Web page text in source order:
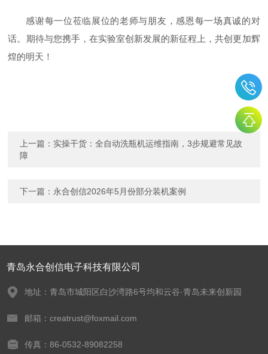
感谢每一位莅临展位的老师与朋友，感恩每一场真诚的对
话。期待与您携手，在实验室创新发展的新征程上，共创更加辉
煌的明天！
上一篇： 实操干货：全自动洗瓶机运维指南，3步规避常见故
障
下一篇： 永合创信2026年5月份部分装机案例
青岛永合创信电子科技有限公司
地址：青岛市城阳区白沙湾路6号均和云谷·青岛未来创新园
邮箱：creatrust@foxmail.com
传真：86-0532-89082258